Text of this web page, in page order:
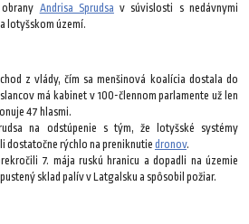
Andrisa Sprudsa v súvislosti s nedávnymi
lotyšskom území.
z vlády, čím sa menšinová koalícia dostala do
má kabinet v 100-člennom parlamente už len
47 hlasmi.
na odstúpenie s tým, že lotyšské systémy
dostatočne rýchlo na preniknutie dronov.
7. mája ruskú hranicu a dopadli na územie
sklad palív v Latgalsku a spôsobil požiar.